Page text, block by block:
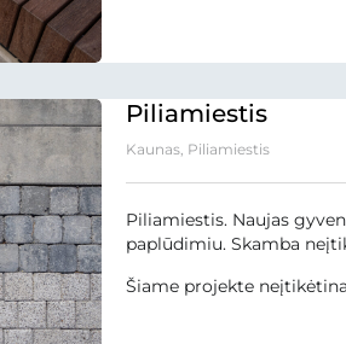
Piliamiestis
Kaunas, Piliamiestis
Piliamiestis. Naujas
paplūdimiu. Skamba
Šiame projekte